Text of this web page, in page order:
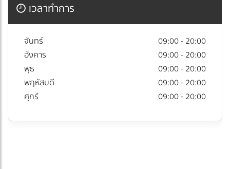
เวลาทำการ
จันทร์
09:00 - 20:00
อังคาร
09:00 - 20:00
พุธ
09:00 - 20:00
พฤหัสบดี
09:00 - 20:00
ศุกร์
09:00 - 20:00